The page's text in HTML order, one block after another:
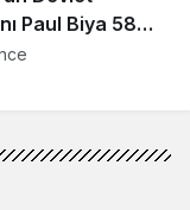
Paul Biya 58